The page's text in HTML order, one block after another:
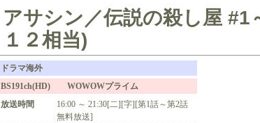
アサシン／伝説の殺し屋 #1
１２相当)
ドラマ海外
BS191ch(HD) WOWOWプライム
放送時間
16:00 ～ 21:30[二][字][第1話～第2話
無料放送]